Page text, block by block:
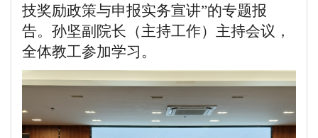
技奖励政策与申报实务宣讲”的专题报
告。孙坚副院长（主持工作）主持会议，
全体教工参加学习。